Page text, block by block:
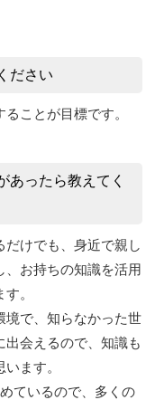
ださい
ことが目標です。
あったら教えてく
けでも、身近で親し
お持ちの知識を活用
。
境で、知らなかった世
会えるので、知識も
ます。
ているので、多くの